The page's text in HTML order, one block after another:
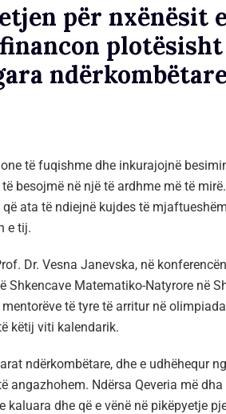
për nxënësit
plotësisht
të fuqishme dhe inkurajojnë
besojmë në një të ardhme më të
ata të ndiejnë kujdes të
e tij.
Dr. Vesna Janevska, në
Matematiko-Natyrore në
të tyre të arritur në
këtij viti kalendarik.
ndërkombëtare, dhe e udhëhequr
angazhohem. Ndërsa Qeveria më
dhe që e vënë në pikëpyetje